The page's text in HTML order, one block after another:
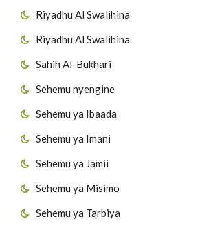
Riyadhu Al Swalihina
Riyadhu Al Swalihina
Sahih Al-Bukhari
Sehemu nyengine
Sehemu ya Ibaada
Sehemu ya Imani
Sehemu ya Jamii
Sehemu ya Misimo
Sehemu ya Tarbiya